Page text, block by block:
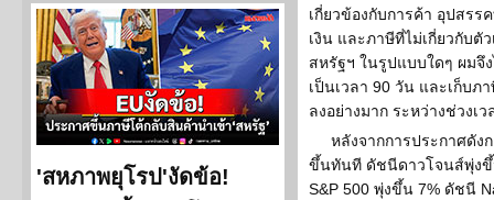
'สหภาพยุโรป'งัดข้อ!
เกี่ยวข้องกับการค้า อุปสรร
เงิน และภาษีที่ไม่เกี่ยวกับตั
สหรัฐฯ ในรูปแบบใดๆ ผมจึ
เป็นเวลา 90 วัน และเก็บภ
ลงอย่างมาก ระหว่างช่วงเ
หลังจากการประกาศดั
ขึ้นทันที ดัชนีดาวโจนส์พุ่งขึ้
S&P 500 พุ่งขึ้น 7% ดัชนี